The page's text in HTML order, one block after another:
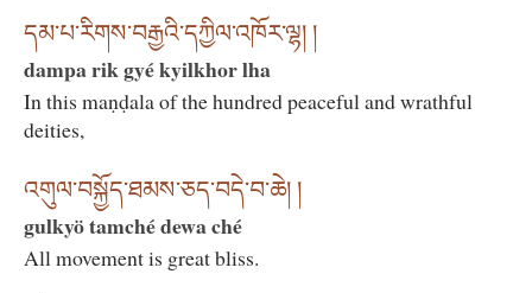
དམ་པ་རིགས་བརྒྱའི་དཀྱིལ་འཁོར་ལྷ། །
dampa rik gyé kyilkhor lha
In this maṇḍala of the hundred peaceful and wrathful
deities,
འགུལ་བསྐྱོད་ཐམས་ཅད་བདེ་བ་ཆེ། །
gulkyö tamché dewa ché
All movement is great bliss.